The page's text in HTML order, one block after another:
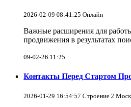
2026-02-09 08:41:25 Онлайн
Важные расширения для
продвижения в результатах
09-02-26 11:25
Контакты Перед Стартом
2026-01-29 16:54:57 Строение 2